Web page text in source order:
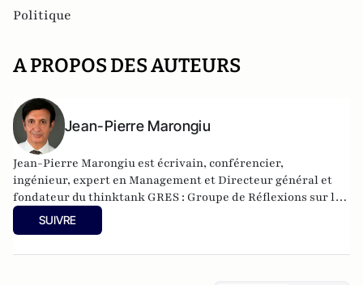
Politique
A PROPOS DES AUTEURS
Jean-Pierre Marongiu
Jean-Pierre Marongiu est écrivain, conférencier,
ingénieur, expert en Management et Directeur général et
fondateur du thinktank GRES : Groupe de Réflexions sur les
Enjeux Sociétaux.Perpetuel voyageur professionnel, il a
parcouru la planète avant de devenir entrepreneur au Qatar
SUIVRE